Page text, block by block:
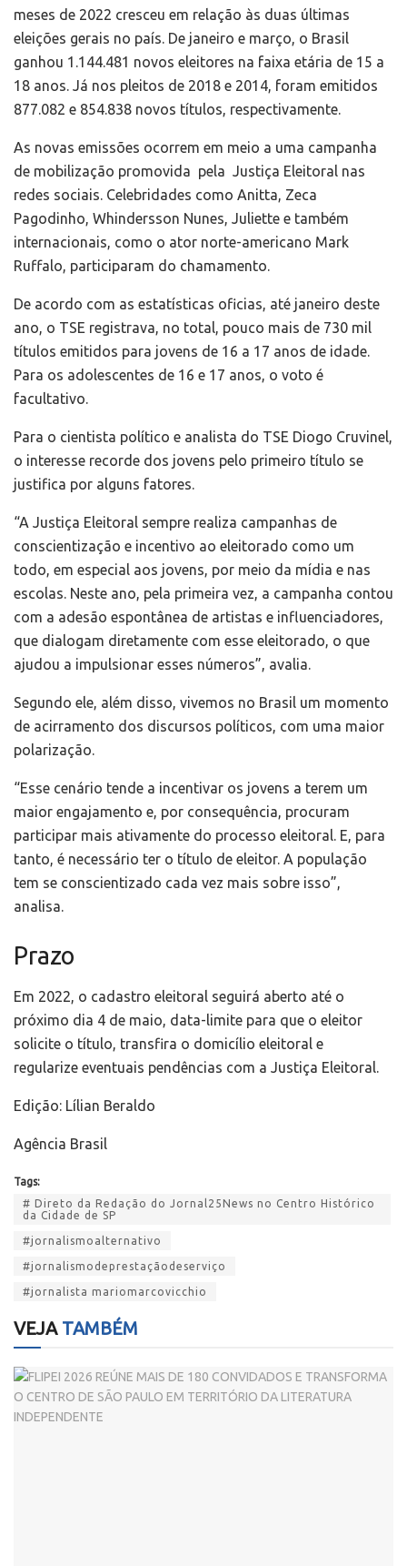
meses de 2022 cresceu em relação às duas últimas
eleições gerais no país. De janeiro e março, o Brasil
ganhou 1.144.481 novos eleitores na faixa etária de 15 a
18 anos. Já nos pleitos de 2018 e 2014, foram emitidos
877.082 e 854.838 novos títulos, respectivamente.
As novas emissões ocorrem em meio a uma campanha
de mobilização promovida pela Justiça Eleitoral nas
redes sociais. Celebridades como Anitta, Zeca
Pagodinho, Whindersson Nunes, Juliette e também
internacionais, como o ator norte-americano Mark
Ruffalo, participaram do chamamento.
De acordo com as estatísticas oficias, até janeiro deste
ano, o TSE registrava, no total, pouco mais de 730 mil
títulos emitidos para jovens de 16 a 17 anos de idade.
Para os adolescentes de 16 e 17 anos, o voto é
facultativo.
Para o cientista político e analista do TSE Diogo Cruvinel,
o interesse recorde dos jovens pelo primeiro título se
justifica por alguns fatores.
“A Justiça Eleitoral sempre realiza campanhas de
conscientização e incentivo ao eleitorado como um
todo, em especial aos jovens, por meio da mídia e nas
escolas. Neste ano, pela primeira vez, a campanha contou
com a adesão espontânea de artistas e influenciadores,
que dialogam diretamente com esse eleitorado, o que
ajudou a impulsionar esses números”, avalia.
Segundo ele, além disso, vivemos no Brasil um momento
de acirramento dos discursos políticos, com uma maior
polarização.
“Esse cenário tende a incentivar os jovens a terem um
maior engajamento e, por consequência, procuram
participar mais ativamente do processo eleitoral. E, para
tanto, é necessário ter o título de eleitor. A população
tem se conscientizado cada vez mais sobre isso”,
analisa.
Prazo
Em 2022, o cadastro eleitoral seguirá aberto até o
próximo dia 4 de maio, data-limite para que o eleitor
solicite o título, transfira o domicílio eleitoral e
regularize eventuais pendências com a Justiça Eleitoral.
Edição: Lílian Beraldo
Agência Brasil
Tags:
# Direto da Redação do Jornal25News no Centro Histórico
da Cidade de SP
#jornalismoalternativo
#jornalismodeprestaçãodeserviço
#jornalista mariomarcovicchio
VEJATAMBÉM